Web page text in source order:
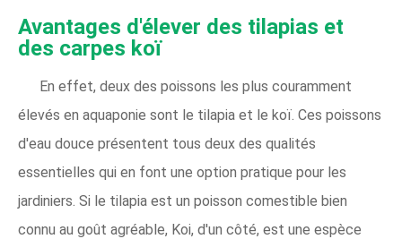
Avantages d'élever des tilapias et
des carpes koï
En effet, deux des poissons les plus couramment
élevés en aquaponie sont le tilapia et le koï. Ces poissons
d'eau douce présentent tous deux des qualités
essentielles qui en font une option pratique pour les
jardiniers. Si le tilapia est un poisson comestible bien
connu au goût agréable, Koi, d'un côté, est une espèce